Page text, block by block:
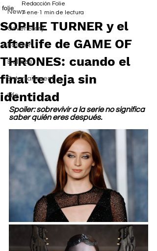
News
Cover Story
Fashion
Belleza
Entertainment
Life
SOPHIE TURNER y el
afterlife de GAME OF
THRONES: cuando el
final te deja sin
identidad
Redacción Folie
7 ene 1 min de lectura
Spoiler: sobrevivir a la serie no significa
saber quién eres después.